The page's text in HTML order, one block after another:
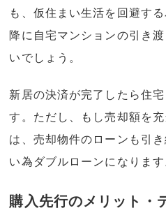
も、仮住まい生活を回避す
降に自宅マンションの引き
いでしょう。
新居の決済が完了したら住
す。ただし、もし売却額を
は、売却物件のローンも引
い為ダブルローンになります
購入先行のメリット・